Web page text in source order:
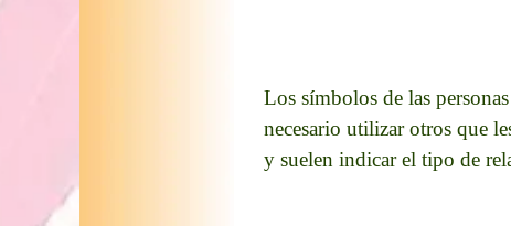
Los símbolos de las
necesario utilizar otros que
y suelen indicar el tipo de